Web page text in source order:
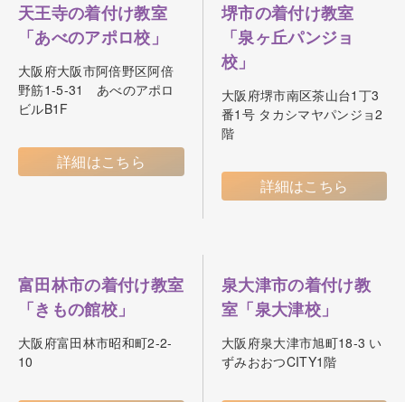
天王寺の着付け教室
「あべのアポロ校」
大阪府大阪市阿倍野区阿倍
野筋1-5-31 あべのアポロ
ビルB1F
詳細はこちら
堺市の着付け教室
「泉ヶ丘パンジョ
校」
大阪府堺市南区茶山台1丁3
番1号 タカシマヤパンジョ2
階
詳細はこちら
富田林市の着付け教室
「きもの館校」
大阪府富田林市昭和町2-2-
10
泉大津市の着付け教
室「泉大津校」
大阪府泉大津市旭町18-3 い
ずみおおつCITY1階